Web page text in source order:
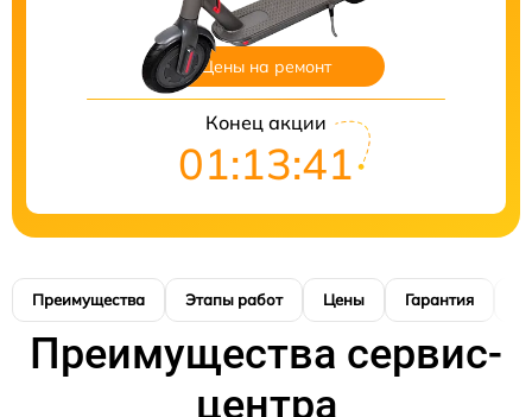
Цены на ремонт
Конец акции
01:13:41
Преимущества Этапы работ Цены Гарантия
Преимущества сервис-
центра